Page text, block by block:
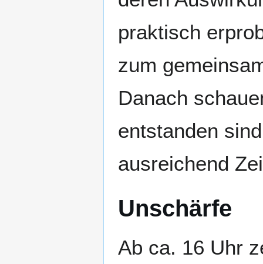
praktisch
zum
Danach
entstanden
ausreichend
Unschärfe
Ab ca. 16 Uhr